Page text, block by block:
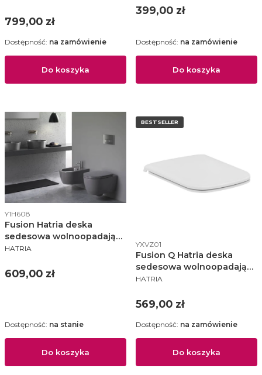
Cena
799,00 zł
Do koszyka
Dostępność: na zamówienie
Cena
399,00 zł
Do koszyka
Dostępność: na zamówienie
Kod produktu
Y1H608
Fusion Hatria deska
sedesowa wolnoopadająca
antracyt grey - Y1H608
PRODUCENT
HATRIA
Cena
609,00 zł
Do koszyka
Dostępność: na stanie
BESTSELLER
Kod produktu
YXVZ01
Fusion Q Hatria deska
sedesowa wolnoopadająca
- YXVZ01
PRODUCENT
HATRIA
Cena
569,00 zł
Do koszyka
Dostępność: na zamówienie